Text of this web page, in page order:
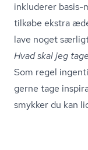
inkluderer basis-
tilkøbe ekstra
lave noget
Hvad skal jeg
Som regel
gerne tage
smykker du kan